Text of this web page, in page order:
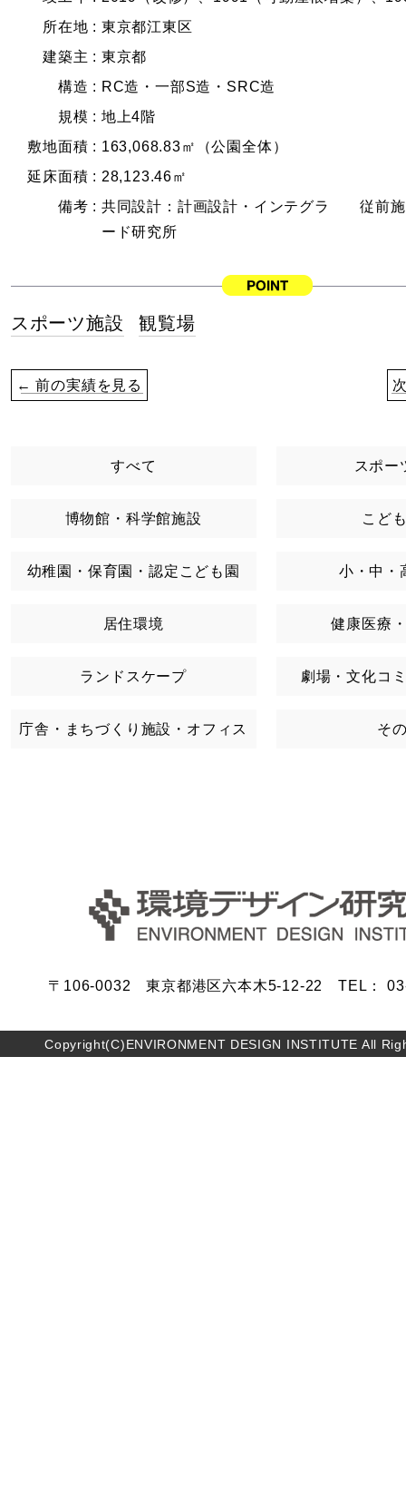
所在地 : 東京都江東区
建築主 : 東京都
構造 : RC造・一部S造・SRC造
規模 : 地上4階
敷地面積 : 163,068.83㎡（公園全体）
延床面積 : 28,123.46㎡
備考 : 共同設計：計画設計・インテグラ 従前施
ード研究所
スポーツ施設 観覧場
← 前の実績を見る
すべて スポー
博物館・科学館施設 こど
幼稚園・保育園・認定こども園 小・中・
居住環境 健康医療
ランドスケープ 劇場・文化コ
庁舎・まちづくり施設・オフィス そ
〒106-0032 東京都港区六本木5-12-22 TEL：
Copyright(C)ENVIRONMENT DESIGN INSTITUTE All